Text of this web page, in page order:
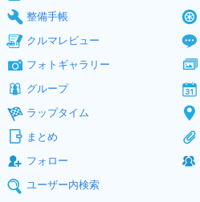
整備手帳
クルマレビュー
フォトギャラリー
グループ
ラップタイム
まとめ
フォロー
ユーザー内検索